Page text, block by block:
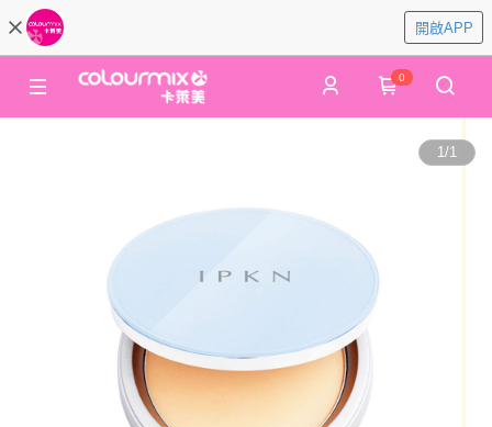
開啟APP
0
1/1